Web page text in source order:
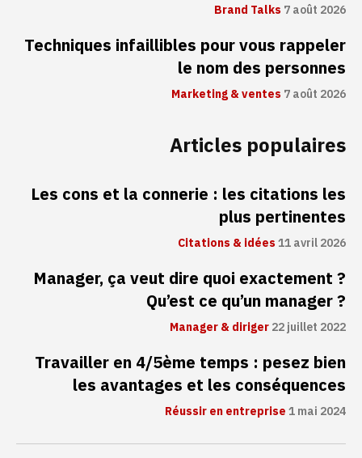
Brand Talks7 août 2026
Techniques infaillibles pour vous rappeler
le nom des personnes
Marketing & ventes7 août 2026
Articles populaires
Les cons et la connerie : les citations les
plus pertinentes
Citations & idées11 avril 2026
Manager, ça veut dire quoi exactement ?
Qu’est ce qu’un manager ?
Manager & diriger22 juillet 2022
Travailler en 4/5ème temps : pesez bien
les avantages et les conséquences
Réussir en entreprise1 mai 2024